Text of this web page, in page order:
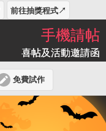
前往抽獎程式↗
手機請帖
喜帖及活動邀請函
免費試作